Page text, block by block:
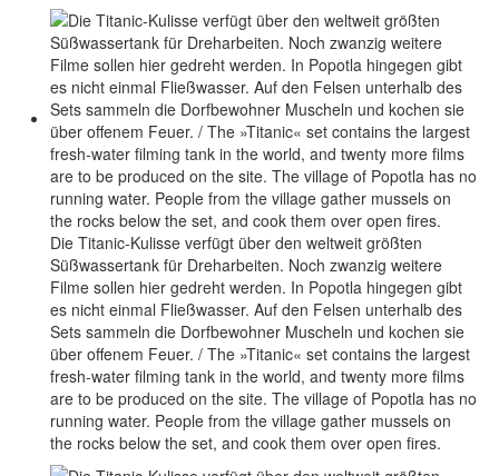
Die Titanic-Kulisse verfügt über den weltweit größten
Süßwassertank für Dreharbeiten. Noch zwanzig weitere
Filme sollen hier gedreht werden. In Popotla hingegen gibt
es nicht einmal Fließwasser. Auf den Felsen unterhalb des
Sets sammeln die Dorfbewohner Muscheln und kochen sie
über offenem Feuer. / The »Titanic« set contains the largest
fresh-water filming tank in the world, and twenty more films
are to be produced on the site. The village of Popotla has no
running water. People from the village gather mussels on
the rocks below the set, and cook them over open fires.